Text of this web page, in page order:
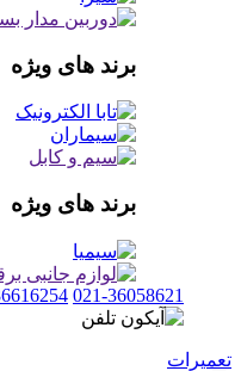
برند های ویژه
برند های ویژه
021-36058621
تعمیرات